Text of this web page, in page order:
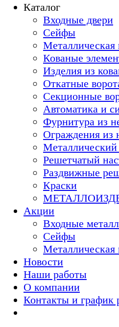
Каталог
Входные двери
Сейфы
Металлическая
Кованые
Изделия из
Откатные
Секционные
Автоматика и
Фурнитура из
Ограждения из
Решетчатый
Раздвижные
Краски
Акции
Входные
Сейфы
Новости
Наши работы
О компании
Контакты и график